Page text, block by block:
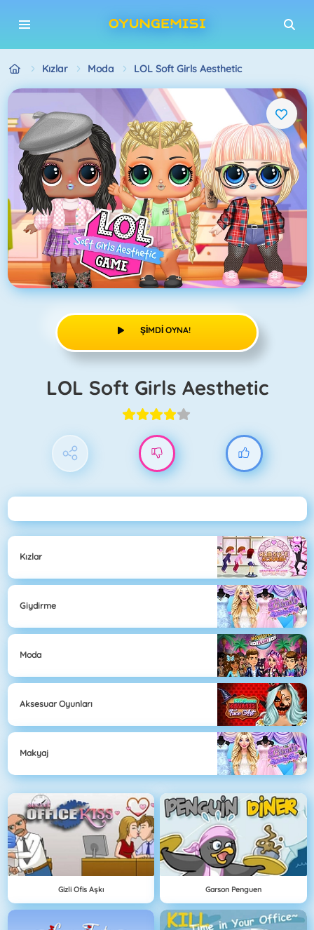
Kızlar Moda LOL Soft Girls Aesthetic
ŞIMDI OYNA!
LOL Soft Girls Aesthetic
Kızlar
Giydirme
Moda
Aksesuar Oyunları
Makyaj
Gizli Ofis Aşkı Garson Penguen